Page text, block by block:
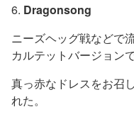
6. Dragonsong
ニーズヘッグ戦などで
カルテットバージョン
真っ赤なドレスをお召
れた。